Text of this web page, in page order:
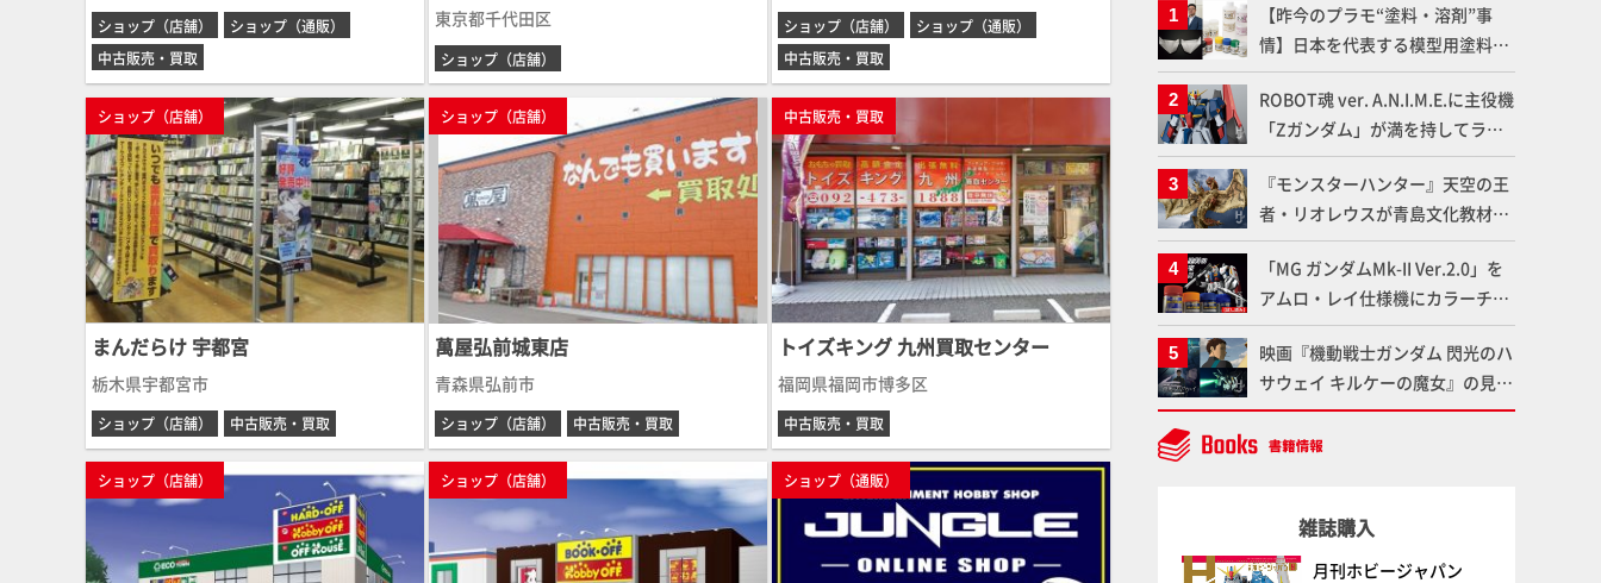
ショップ（店舗）
ショップ（通販）
中古販売・買取
東京都千代田区
ショップ（店舗）
ショップ（店舗）
ショップ（通販）
中古販売・買取
ショップ（店舗）
まんだらけ 宇都宮
栃木県宇都宮市
ショップ（店舗） 中古販売・買取
ショップ（店舗）
萬屋弘前城東店
青森県弘前市
ショップ（店舗） 中古販売・買取
中古販売・買取
トイズキング 九州買取センター
福岡県福岡市博多区
中古販売・買取
ショップ（店舗） ショップ（店舗） ショップ（通販）
【昨今のプラモ“塗料・溶剤”事
情】日本を代表する模型用塗料
「Mr.カラー」やツールメーカー
である「GSIクレオス」が語るラ
ッカー塗料の未来とは？
ROBOT魂 ver. A.N.I.M.E.に主役機
「Zガンダム」が満を持してライ
ンナップ！ウェイブライダーへの
変形、劇中どおりのプロポーショ
ンを再現【機動戦士Zガンダム】
『モンスターハンター』天空の王
者・リオレウスが青島文化教材社
「PLAfig.」にラインナップ！原
型・蟹蟲修造氏の彩色作例で超ハ
イディテールかつ躍動感に満ちた
造形をチェック
「MG ガンダムMk-II Ver.2.0」を
アムロ・レイ仕様機にカラーチェ
ンジ!! ラッカー塗料の定番技法を
押さえるだけでハイクオリティの
作例に!!【試し読み】
映画『機動戦士ガンダム 閃光のハ
サウェイ キルケーの魔女』の見放
題配信が8月31日（月）よりスタ
ート！Prime Videoで国内独占配
雑誌購入
月刊ホビージャパン